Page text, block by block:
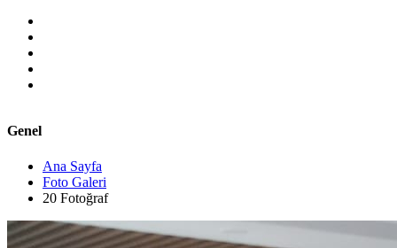
Genel
Ana Sayfa
Foto Galeri
20 Fotoğraf